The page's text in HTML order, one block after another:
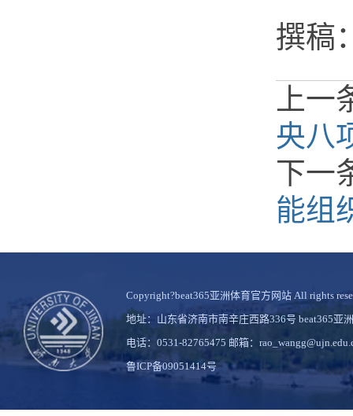
撰
上一
央八
下一
能组
Copyright?beat365亚洲体育官方网站 All rights
地址：山东省济南市南辛庄西路336号 beat365亚
电话：0531-82765475 邮箱：
鲁ICP备09051414号